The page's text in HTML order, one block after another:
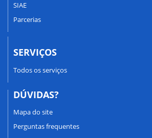
SIAE
Parcerias
SERVIÇOS
Todos os serviços
DÚVIDAS?
Mapa do site
Perguntas frequentes